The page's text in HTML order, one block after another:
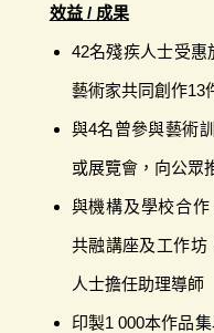
效益 / 成果
42名殘疾人士受惠
藝術家共同創作13
與4名曾參與藝術
或展覽會，向公眾
與機構及學校合
共融講座及工作坊
人士擔任助理導師
印製1 000本作品